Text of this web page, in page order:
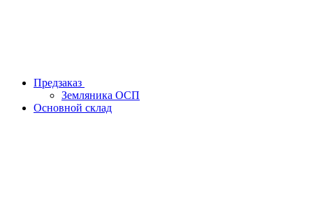
Предзаказ
Земляника ОСП
Основной склад